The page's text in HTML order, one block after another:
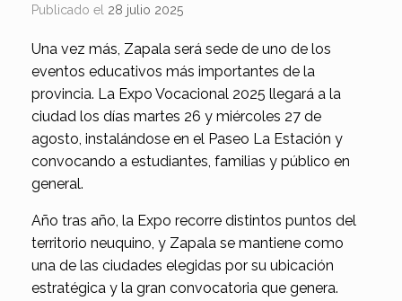
Publicado el 28 julio 2025
Una vez más, Zapala será sede de uno de los
eventos educativos más importantes de la
provincia. La Expo Vocacional 2025 llegará a la
ciudad los días martes 26 y miércoles 27 de
agosto, instalándose en el Paseo La Estación y
convocando a estudiantes, familias y público en
general.
Año tras año, la Expo recorre distintos puntos del
territorio neuquino, y Zapala se mantiene como
una de las ciudades elegidas por su ubicación
estratégica y la gran convocatoria que genera.